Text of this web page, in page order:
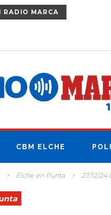
RADIO MARCA
CBM ELCHE
> Elche en Punta > 27/12/24